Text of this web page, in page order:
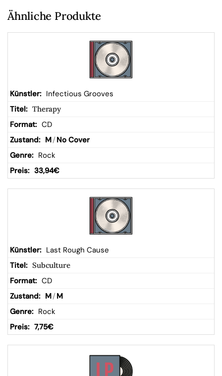
W
kor
b
Ähnliche Produkte
Infectious Grooves
Therapy
CD
M/ No Cover
Rock
33,94€
Last Rough Cause
Subculture
CD
M/ M
Rock
7,75€